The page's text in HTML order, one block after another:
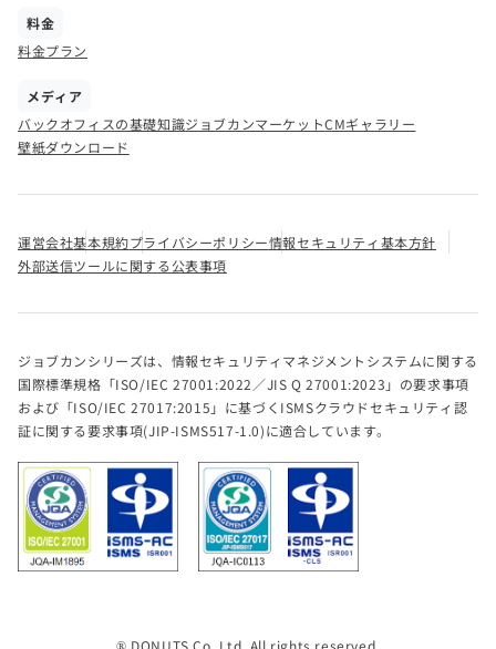
料金
料金プラン
メディア
バックオフィスの基礎知識ジョブカンマーケットCMギャラリー
壁紙ダウンロード
運営会社基本規約プライバシーポリシー情報セキュリティ基本方針
外部送信ツールに関する公表事項
ジョブカンシリーズは、情報セキュリティマネジメントシステムに関する
国際標準規格「ISO/IEC 27001:2022／JIS Q 27001:2023」の要求事項
および「ISO/IEC 27017:2015」に基づくISMSクラウドセキュリティ認
証に関する要求事項(JIP-ISMS517-1.0)に適合しています。
® DONUTS Co. Ltd. All rights reserved.